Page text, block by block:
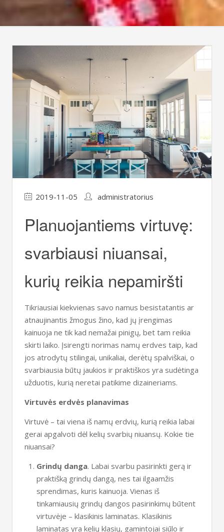
2019-11-05 administratorius
Planuojantiems virtuvę:
svarbiausi niuansai,
kurių reikia nepamiršti
Tikriausiai kiekvienas savo namus besistatantis ar
atnaujinantis žmogus žino, kad jų įrengimas
kainuoja ne tik kad nemažai pinigų, bet tam reikia
skirti laiko. Įsirengti norimas namų erdves taip, kad
jos atrodytų stilingai, unikaliai, derėtų spalviškai, o
svarbiausia būtų jaukios ir praktiškos yra sudėtinga
užduotis, kurią neretai patikime dizaineriams.
Virtuvės erdvės planavimas
Virtuvė – tai viena iš namų erdvių, kurią reikia labai
gerai apgalvoti dėl kelių svarbių niuansų. Kokie tie
niuansai?
Grindų danga. Labai svarbu pasirinkti gerą ir
praktišką grindų dangą, nes tai ilgaamžis
sprendimas, kuris kainuoja. Vienas iš
tinkamiausių grindų dangos pasirinkimų būtent
virtuvėje – klasikinis laminatas. Klasikinis
laminatas yra kelių klasių, gamintojai siūlo ir